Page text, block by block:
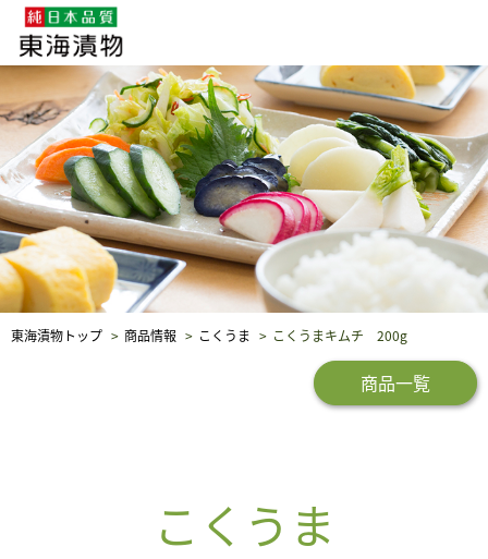
企業・採用情報 社会貢献 品質保証
東海漬物トップ 商品情報 こくうま こくうまキムチ 200g
商品一覧
こくうま